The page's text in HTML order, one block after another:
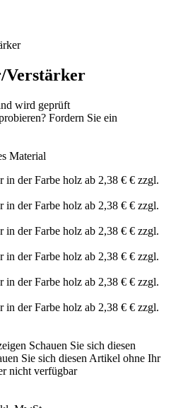
Verstärker
wird geprüft
Fordern Sie ein
Material
Schauen Sie sich diesen
Sie sich diesen Artikel ohne Ihr
nicht verfügbar